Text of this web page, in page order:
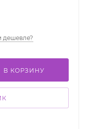
дешевле?
В КОРЗИНУ